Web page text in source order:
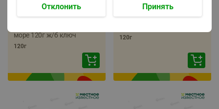
Икра трески
тихоокеанской
море 120г ж/б ключ
120г
Икра сельди
тихоокеанской Лунское
120г
Отклонить Принять